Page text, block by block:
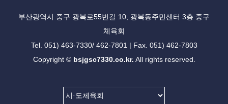
부산광역시 중구 광복로55번길 10, 광복동주민센터 3층 중구
체육회
Tel. 051) 463-7330/ 462-7801 | Fax. 051) 462-7803
Copyright © bsjgsc7330.co.kr. All rights reserved.